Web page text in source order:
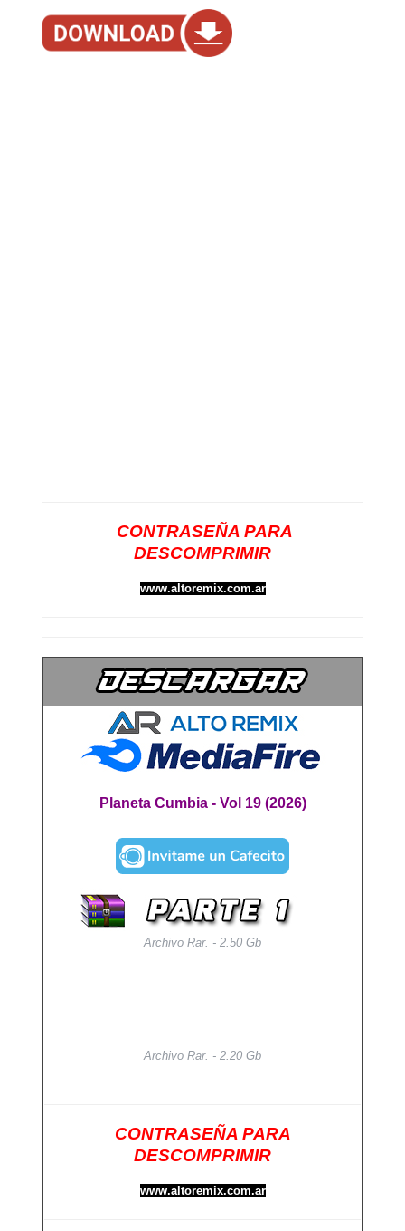
CONTRASEÑA PARA
DESCOMPRIMIR
www.altoremix.com.ar
Planeta Cumbia - Vol 19 (2026)
Archivo Rar. - 2.50 Gb
Archivo Rar. - 2.20 Gb
CONTRASEÑA PARA
DESCOMPRIMIR
www.altoremix.com.ar